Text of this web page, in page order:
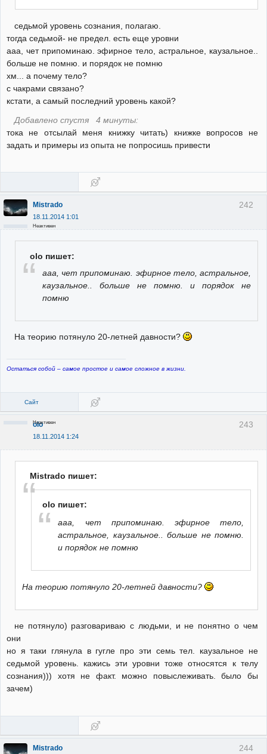
седьмой уровень сознания, полагаю.
тогда седьмой- не предел. есть еще уровни
ааа, чет припоминаю. эфирное тело, астральное, каузальное..
больше не помню. и порядок не помню
хм... а почему тело?
с чакрами связано?
кстати, а самый последний уровень какой?
Добавлено спустя 4 минуты:
тока не отсылай меня книжку читать) книжке вопросов не
задать и примеры из опыта не попросишь привести
242
Mistrado
18.11.2014 1:01
Неактивен
olo пишет:
ааа, чет припоминаю. эфирное тело, астральное,
каузальное.. больше не помню. и порядок не
помню
На теорию потянуло 20-летней давности?
Остаться собой – самое простое и самое сложное в жизни.
Сайт
243
olo
18.11.2014 1:24
Неактивен
Mistrado пишет:
olo пишет:
ааа, чет припоминаю. эфирное тело,
астральное, каузальное.. больше не помню.
и порядок не помню
На теорию потянуло 20-летней давности?
не потянуло) разговариваю с людьми, и не понятно о чем
они
но я таки глянула в гугле про эти семь тел. каузальное не
седьмой уровень. кажись эти уровни тоже относятся к телу
сознания))) хотя не факт. можно повыслеживать. было бы
зачем)
244
Mistrado